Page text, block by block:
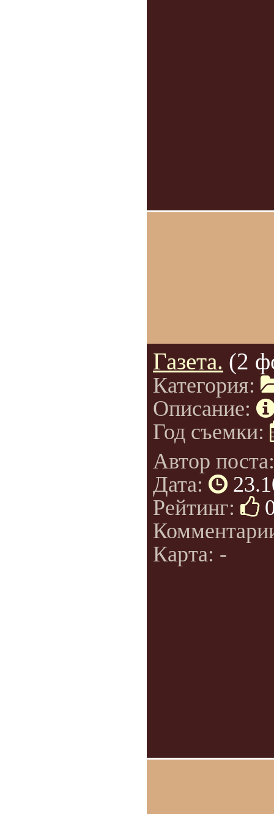
Газета. (2
Категория:
Описание:
Год съемки:
Автор
Дата:
Рейтинг:
Карта: -